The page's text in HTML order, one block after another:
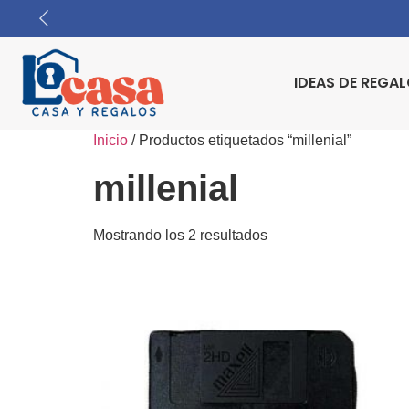
IDEAS DE
Inicio / Productos etiquetados “millenial”
millenial
Mostrando los 2 resultados